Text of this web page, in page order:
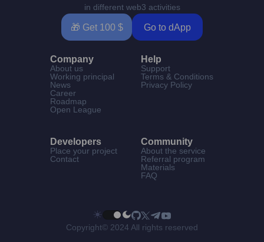
in different web3 activities
🎁 Get 100 $ Go to dApp
Company
About us
Working principal
News
Career
Roadmap
Open League
Help
Support
Terms & Conditions
Privacy Policy
Developers
Place your project
Contact
Community
About the service
Referral program
Materials
FAQ
Copyright© 2024 All rights reserved